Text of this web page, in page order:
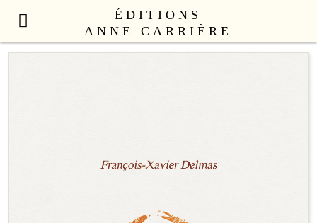
ÉDITIONS
ANNE CARRIÈRE